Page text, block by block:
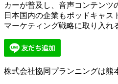
カーが普及し、音声コンテンツ
日本国内の企業もポッドキャ
マーケティング戦略に取り入れ
株式会社協同プランニングは熊